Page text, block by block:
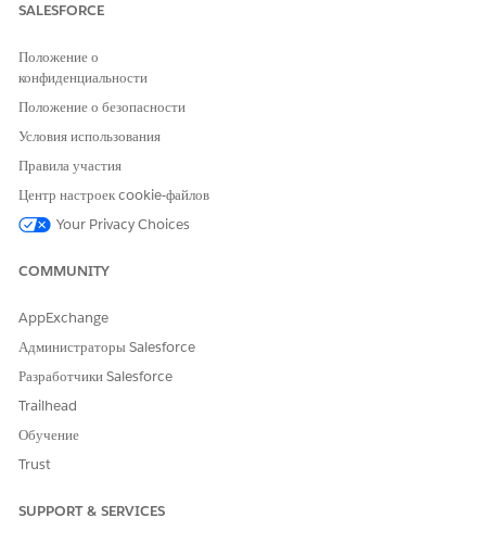
Настройте генеративный искусственный
Enable Agentforce
НастройкаData 360для Agentforce IT Service:
Разверните комплект данных.
Просмотрите поисковый индекс инцидента, проблемы,
Создайте индекс базы Knowledge.
Настройка базы данных управления конфигурациями (CMDB)
При включении базы данных управления конфигурациями
организации.
Оставьте свой отзыв, чтобы мы могли стать лучше!
SALESFORCE
Положение о
конфиденциальности
Положение о безопасности
Условия использования
Правила участия
Центр настроек cookie-файлов
Your Privacy Choices
COMMUNITY
AppExchange
Администраторы Salesforce
Разработчики Salesforce
Trailhead
Обучение
Trust
SUPPORT & SERVICES